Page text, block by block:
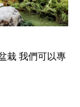
栽 我們可以專